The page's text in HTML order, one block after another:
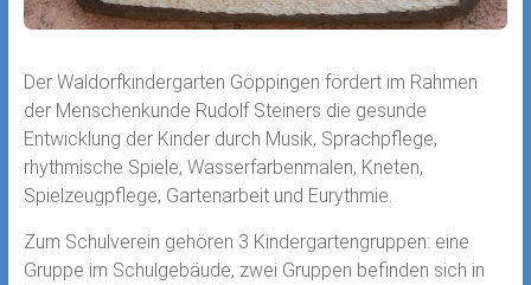
Der Waldorfkindergarten Göppingen fördert im Rahmen
der Menschenkunde Rudolf Steiners die gesunde
Entwicklung der Kinder durch Musik, Sprachpflege,
rhythmische Spiele, Wasserfarbenmalen, Kneten,
Spielzeugpflege, Gartenarbeit und Eurythmie.
Zum Schulverein gehören 3 Kindergartengruppen: eine
Gruppe im Schulgebäude, zwei Gruppen befinden sich in